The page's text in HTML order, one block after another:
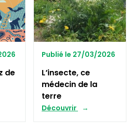
de
Publié le 27/03/2026
L’insecte, ce
médecin de la
terre
Découvrir